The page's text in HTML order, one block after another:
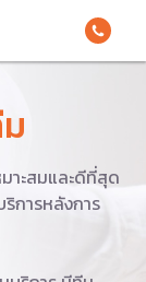
าะสมและดีที่สุด
การหลังการ